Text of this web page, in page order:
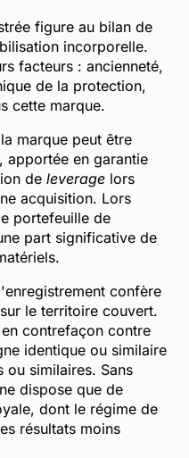
figure au bilan de
incorporelle.
facteurs : ancienneté,
de la protection,
cette marque.
marque peut être
apportée en garantie
de leverage lors
acquisition. Lors
portefeuille de
part significative de
confère
le territoire couvert.
contrefaçon contre
identique ou similaire
ou similaires. Sans
dispose que de
dont le régime de
résultats moins